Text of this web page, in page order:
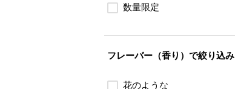
数量限定
フレーバー（香り）で絞り込み
花のような